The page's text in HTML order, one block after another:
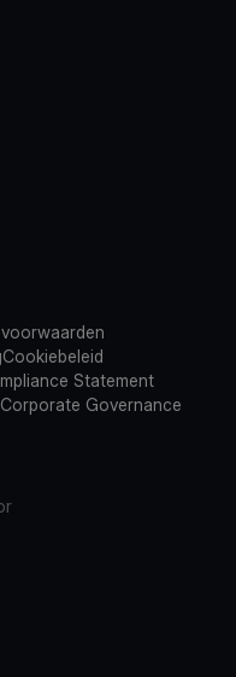
Cookiebeleid
Statement
Corporate Governance